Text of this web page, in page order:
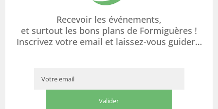
Recevoir les événements,
et surtout les bons plans de Formiguères !
Inscrivez votre email et laissez-vous guider…